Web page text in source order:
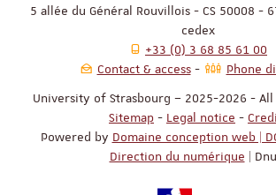
5 allée du Général Rouvillois - CS 50008 -
cedex
+33 (0) 3 68 85 61 00
Contact & access
Phone
University of Strasbourg – 2025-2026 -
Sitemap - Legal notice -
Powered by Domaine conception web |
Direction du numérique |